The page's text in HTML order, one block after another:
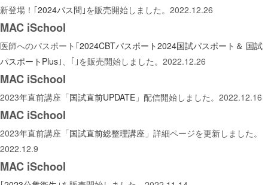
新登場！｢2024パス問 ｣を販売開始しました。2022.12.26
MAC iSchool
医師へのパスポート｢2024CBTパスポート2024国試パスポート＆ 国試
パスポートPlus ｣、｢｣を販売開始しました。2022.12.26
MAC iSchool
2023年直前講座「国試直前UPDATE 」配信開始しました。2022.12.16
MAC iSchool
2023年直前講座「国試直前総整理講座 」詳細ページを更新しました。
2022.12.9
MAC iSchool